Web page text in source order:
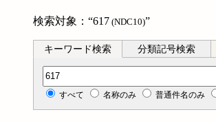
検索対象：“617 (NDC10)”
キーワード検索 分類記号検索
分類記号検索
すべて 名称のみ 普通件名のみ